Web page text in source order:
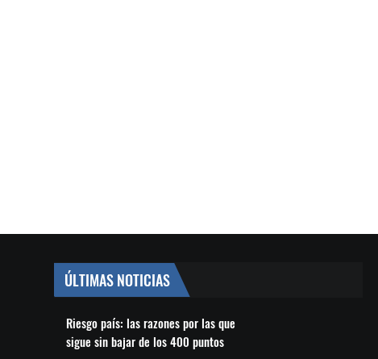
ÚLTIMAS NOTICIAS
Riesgo país: las razones por las que
sigue sin bajar de los 400 puntos